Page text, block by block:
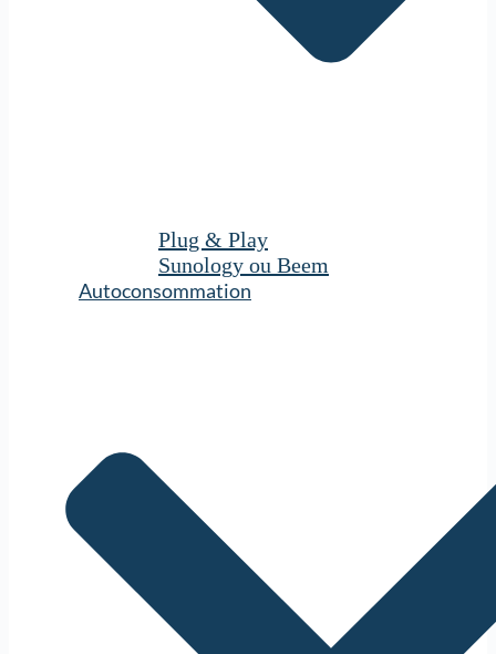
Plug & Play
Sunology ou Beem
Autoconsommation